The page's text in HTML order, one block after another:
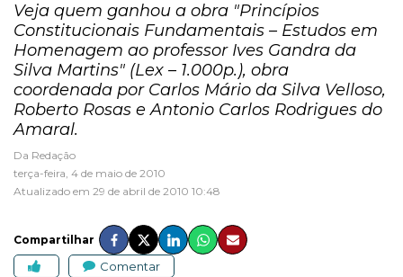
Veja quem ganhou a obra "Princípios
Constitucionais Fundamentais – Estudos em
Homenagem ao professor Ives Gandra da
Silva Martins" (Lex – 1.000p.), obra
coordenada por Carlos Mário da Silva Velloso,
Roberto Rosas e Antonio Carlos Rodrigues do
Amaral.
Da Redação
terça-feira, 4 de maio de 2010
Atualizado em 29 de abril de 2010 10:48
Compartilhar
Comentar